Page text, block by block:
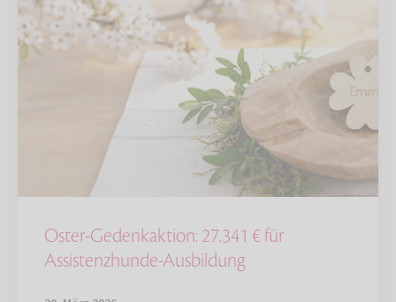
Oster-Gedenkaktion: 27.341 € für
Assistenzhunde-Ausbildung